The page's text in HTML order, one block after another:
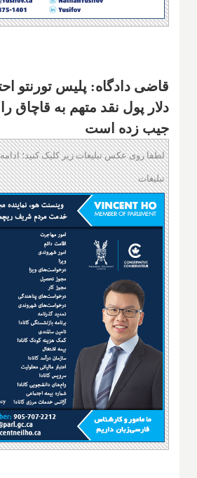
قاضی دادگاه: پلیس تورنتو
دلار پول نقد متهم به قاچاق
جیب زده است
لطفا روی عکس تبلیغات زیر کلیک کنید؛
تبلیغات